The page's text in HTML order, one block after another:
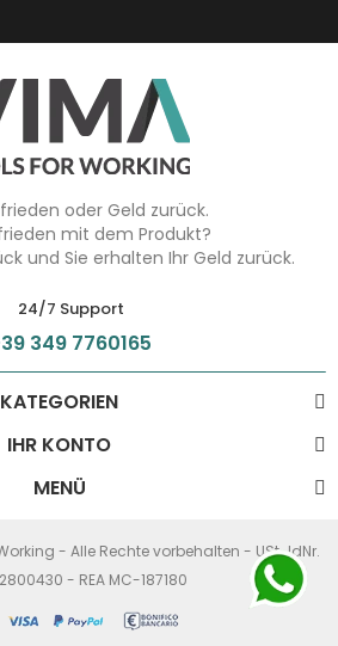
oder Geld zurück.
mit dem Produkt?
und Sie erhalten Ihr Geld zurück.
24/7 Support
349 7760165
KATEGORIEN
IHR KONTO
MENÜ
- Alle Rechte vorbehalten - USt-IdNr.
- REA MC-187180